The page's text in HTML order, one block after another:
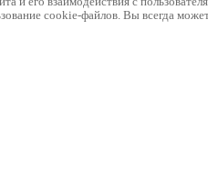
cookie-файлов. Вы всегда